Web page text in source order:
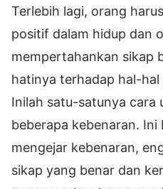
Terlebih lagi, orang
positif dalam hidup dan
mempertahankan sikap
hatinya terhadap hal-
Inilah satu-satunya cara
beberapa kebenaran.
mengejar kebenaran,
sikap yang benar dan